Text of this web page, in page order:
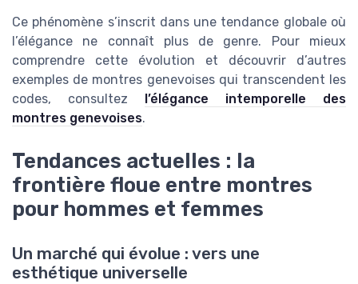
Ce phénomène s’inscrit dans une tendance globale où
l’élégance ne connaît plus de genre. Pour mieux
comprendre cette évolution et découvrir d’autres
exemples de montres genevoises qui transcendent les
codes, consultez l’élégance intemporelle des
montres genevoises.
Tendances actuelles : la
frontière floue entre montres
pour hommes et femmes
Un marché qui évolue : vers une
esthétique universelle